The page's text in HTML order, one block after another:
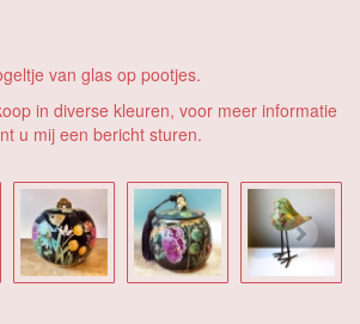
van glas op pootjes.
in diverse kleuren, voor meer informatie
u mij een bericht sturen.